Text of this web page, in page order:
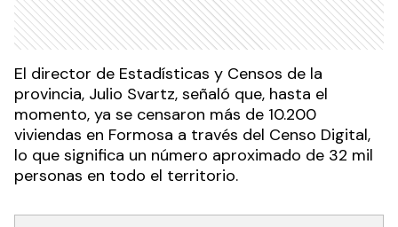
El director de Estadísticas y Censos de la
provincia, Julio Svartz, señaló que, hasta el
momento, ya se censaron más de 10.200
viviendas en Formosa a través del Censo Digital,
lo que significa un número aproximado de 32 mil
personas en todo el territorio.